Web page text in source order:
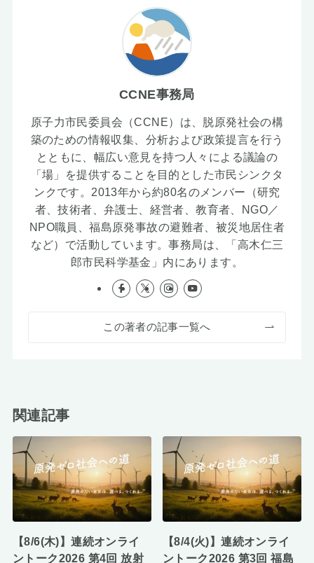
CCNE事務局
原子力市民委員会（CCNE）は、脱原発社会の構
築のための情報収集、分析および政策提言を行う
とともに、幅広い意見を持つ人々による議論の
「場」を提供することを目的とした市民シンクタ
ンクです。2013年から約80名のメンバー（研究
者、技術者、弁護士、経営者、教育者、NGO／
NPO職員、福島原発事故の避難者、被災地居住者
など）で活動しています。事務局は、「高木仁三
郎市民科学基金」内にあります。
この著者の記事一覧へ
関連記事
【8/6(木)】連続オンライ
ントーク2026 第4回 放射
【8/4(火)】連続オンライ
ントーク2026 第3回 福島